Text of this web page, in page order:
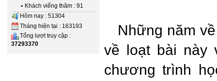
• Khách viếng thăm : 91
Hôm nay : 51304
Tháng hiện tại : 163193
Tổng lượt truy cập :
37293370
Những năm
về loạt bài này
chương trình